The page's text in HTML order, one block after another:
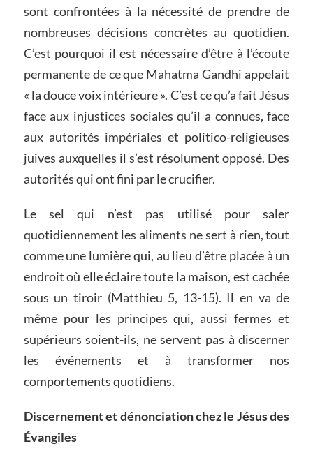
sont confrontées à la nécessité de prendre de
nombreuses décisions concrètes au quotidien.
C’est pourquoi il est nécessaire d’être à l’écoute
permanente de ce que Mahatma Gandhi appelait
« la douce voix intérieure ». C’est ce qu’a fait Jésus
face aux injustices sociales qu’il a connues, face
aux autorités impériales et politico-religieuses
juives auxquelles il s’est résolument opposé. Des
autorités qui ont fini par le crucifier.
Le sel qui n’est pas utilisé pour saler
quotidiennement les aliments ne sert à rien, tout
comme une lumière qui, au lieu d’être placée à un
endroit où elle éclaire toute la maison, est cachée
sous un tiroir (Matthieu 5, 13-15). Il en va de
même pour les principes qui, aussi fermes et
supérieurs soient-ils, ne servent pas à discerner
les événements et à transformer nos
comportements quotidiens.
Discernement et dénonciation chez le Jésus des
Évangiles